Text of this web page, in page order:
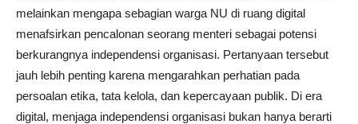
melainkan mengapa sebagian warga NU di ruang digital
menafsirkan pencalonan seorang menteri sebagai potensi
berkurangnya independensi organisasi. Pertanyaan tersebut
jauh lebih penting karena mengarahkan perhatian pada
persoalan etika, tata kelola, dan kepercayaan publik. Di era
digital, menjaga independensi organisasi bukan hanya berarti